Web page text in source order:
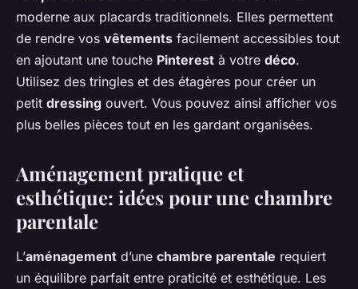
moderne aux placards traditionnels. Elles permettent
de rendre vos vêtements facilement accessibles tout
en ajoutant une touche Pinterest à votre déco.
Utilisez des tringles et des étagères pour créer un
petit dressing ouvert. Vous pouvez ainsi afficher vos
plus belles pièces tout en les gardant organisées.
Aménagement pratique et
esthétique: idées pour une chambre
parentale
L’aménagement d’une chambre parentale requiert
un équilibre parfait entre praticité et esthétique. Les